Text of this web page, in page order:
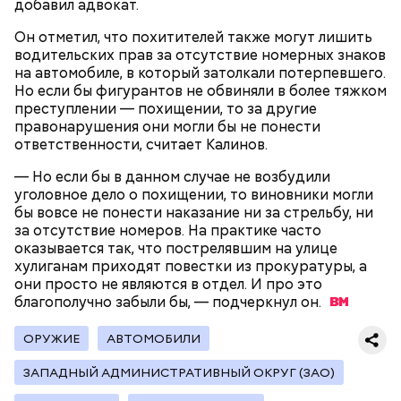
добавил адвокат.
Он отметил, что похитителей также могут лишить
водительских прав за отсутствие номерных знаков
на автомобиле, в который затолкали потерпевшего.
Но если бы фигурантов не обвиняли в более тяжком
преступлении — похищении, то за другие
правонарушения они могли бы не понести
ответственности, считает Калинов.
— Но если бы в данном случае не возбудили
уголовное дело о похищении, то виновники могли
бы вовсе не понести наказание ни за стрельбу, ни
за отсутствие номеров. На практике часто
оказывается так, что пострелявшим на улице
хулиганам приходят повестки из прокуратуры, а
они просто не являются в отдел. И про это
благополучно забыли бы, — подчеркнулон.
ОРУЖИЕ АВТОМОБИЛИ
ЗАПАДНЫЙ АДМИНИСТРАТИВНЫЙ ОКРУГ (ЗАО)
Молодого человека задержали. На первом же
допросе он признался, что планировал отравить
только отчима. Тогда следователи посчитали, что
Кто еще был жертвой Миссюры
Примечательно, что летом 2023 года на Мутаева
уже нападали возле Школы единоборств. Тогда
Как идет расследование